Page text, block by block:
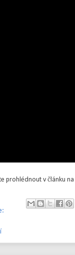
prohlédnout v článku na